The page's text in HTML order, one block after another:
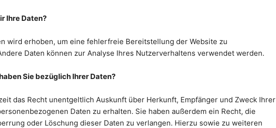
Ihre Daten?
wird erhoben, um eine fehlerfreie Bereitstellung der Website zu
Daten können zur Analyse Ihres Nutzerverhaltens verwendet werden.
Sie bezüglich Ihrer Daten?
das Recht unentgeltlich Auskunft über Herkunft, Empfänger und Zweck Ihrer
Daten zu erhalten. Sie haben außerdem ein Recht, die
oder Löschung dieser Daten zu verlangen. Hierzu sowie zu weiteren